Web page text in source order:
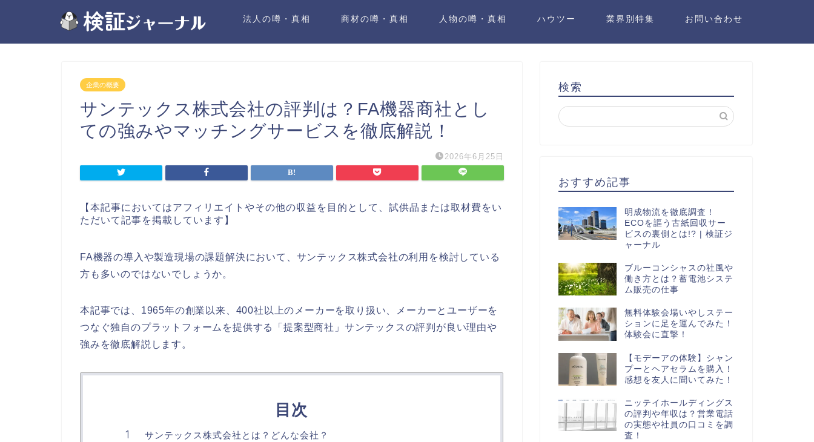
法人の噂・真相 商材の噂・真相 人物の噂・真相 ハウツー 業界別特集 お問い合わせ
企業の概要
サンテックス株式会社の評判は？FA機器商社とし
ての強みやマッチングサービスを徹底解説！
2026年6月25日
【本記事においてはアフィリエイトやその他の収益を目的として、試供品または取材費をい
ただいて記事を掲載しています】
FA機器の導入や製造現場の課題解決において、サンテックス株式会社の利用を検討している
方も多いのではないでしょうか。
本記事では、1965年の創業以来、400社以上のメーカーを取り扱い、メーカーとユーザーを
つなぐ独自のプラットフォームを提供する「提案型商社」サンテックスの評判が良い理由や
強みを徹底解説します。
目次
サンテックス株式会社とは？どんな会社？
検索
おすすめ記事
明成物流を徹底調査！
ECOを謳う古紙回収サー
ビスの裏側とは!? | 検証ジ
ャーナル
ブルーコンシャスの社風や
働き方とは？蓄電池システ
ム販売の仕事
無料体験会場いやしステー
ションに足を運んでみた！
体験会に直撃！
【モデーアの体験】シャン
プーとヘアセラムを購入！
感想を友人に聞いてみた！
ニッテイホールディングス
の評判や年収は？営業電話
の実態や社員の口コミを調
査！